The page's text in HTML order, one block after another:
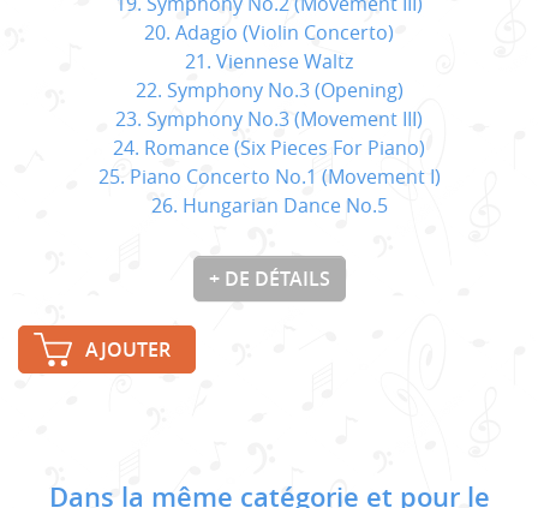
20. Adagio (Violin Concerto)
21. Viennese Waltz
22. Symphony No.3 (Opening)
23. Symphony No.3 (Movement III)
24. Romance (Six Pieces For Piano)
25. Piano Concerto No.1 (Movement I)
26. Hungarian Dance No.5
+ DE DÉTAILS
AJOUTER
Dans la même catégorie et pour le